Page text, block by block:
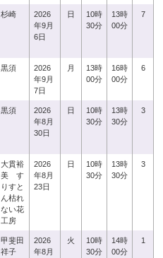
杉崎
2026
年9月
6日
日
10時
30分
13時
00分
7
黒須
2026
年9月
7日
月
13時
00分
16時
00分
6
黒須
2026
年8月
30日
日
10時
30分
13時
30分
3
大貫裕
美 す
りすと
ん枯れ
ない花
工房
2026
年8月
23日
日
10時
30分
13時
30分
3
甲斐田
祥子
2026
年8月
火
10時
30分
14時
00分
1